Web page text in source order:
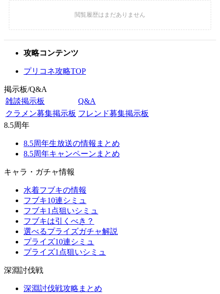
攻略コンテンツ
プリコネ攻略TOP
掲示板/Q&A
雑談掲示板
Q&A
クラメン募集掲示板 フレンド募集掲示板
8.5周年
8.5周年生放送の情報まとめ
8.5周年キャンペーンまとめ
キャラ・ガチャ情報
水着フブキの情報
フブキ10連シミュ
フブキ1点狙いシミュ
フブキは引くべき？
選べるプライズガチャ解説
プライズ10連シミュ
プライズ1点狙いシミュ
深淵討伐戦
深淵討伐戦攻略まとめ